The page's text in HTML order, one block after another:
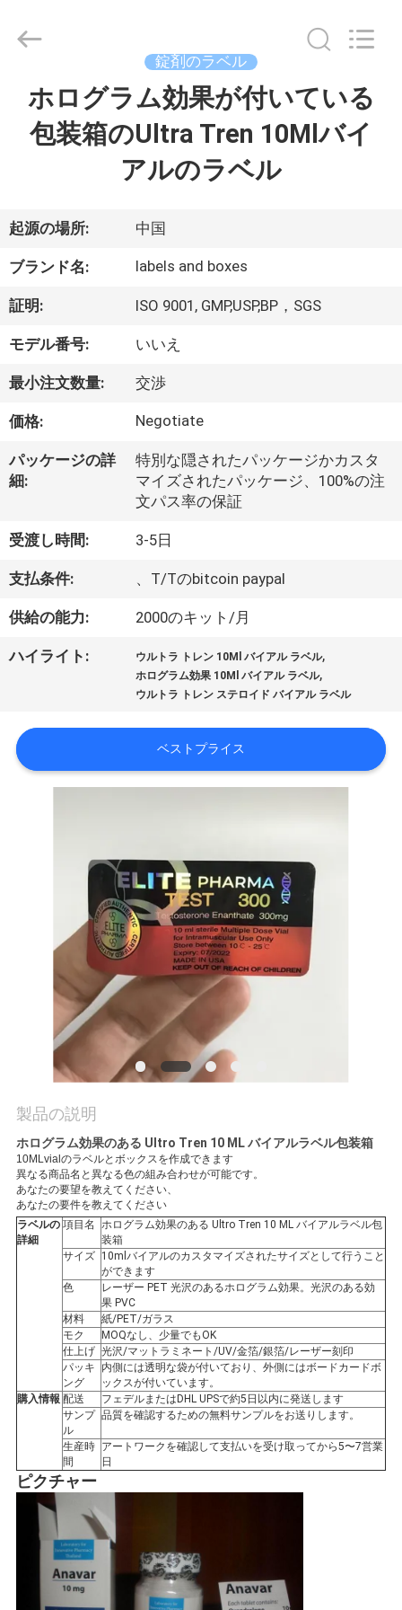
ダ
ク
ト
私
に
つ
て
工
場
品
し
な
さ
い
ス
場
2017
(Xiamen)
Industry
錠剤のラベル
ホログラム効果が付いている
包装箱のUltra Tren 10Mlバイ
アルのラベル
起源の場所: 中国
ブランド名: labels and boxes
証明: ISO 9001, GMP,USP,BP，SGS
モデル番号: いいえ
最小注文数量: 交渉
価格: Negotiate
パッケージの詳
細:
特別な隠されたパッケージかカスタ
マイズされたパッケージ、100%の注
文パス率の保証
受渡し時間: 3-5日
支払条件: 、T/Tのbitcoin paypal
供給の能力: 2000のキット/月
ハイライト: ウルトラ トレン 10Ml バイアル ラベル,
ホログラム効果 10Ml バイアル ラベル,
ウルトラ トレン ステロイド バイアル ラベル
ベストプライス
製品の説明
ホログラム効果のある Ultro Tren 10 ML バイアルラベル包装箱
10MLvialのラベルとボックスを作成できます
異なる商品名と異なる色の組み合わせが可能です。
あなたの要望を教えてください、
あなたの要件を教えてください
ラベルの
詳細
項目名
ホログラム効果のある Ultro Tren 10 ML バイアルラベル包
装箱
サイズ 10mlバイアルのカスタマイズされたサイズとして行うこと
ができます
色
レーザー PET 光沢のあるホログラム効果。光沢のある効
果 PVC
材料
紙/PET/ガラス
モク
MOQなし、少量でもOK
仕上げ 光沢/マットラミネート/UV/金箔/銀箔/レーザー刻印
パッキ
ング
内側には透明な袋が付いており、外側にはボードカードボ
ックスが付いています。
購入情報 配送
フェデルまたはDHL UPSで約5日以内に発送します
サンプ
ル
品質を確認するための無料サンプルをお送りします。
生産時
間
アートワークを確認して支払いを受け取ってから5〜7営業
日
ピクチャー